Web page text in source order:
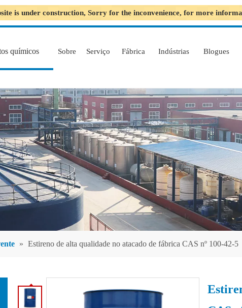
is under construction, Sorry for the inconvenience, for more
químicos Sobre Serviço Fábrica Indústrias Blogues
» Estireno de alta qualidade no atacado de fábrica CAS nº 100-42-5